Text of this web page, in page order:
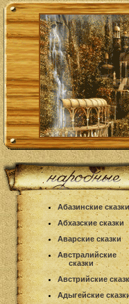
Абазинские сказки
Абхазские сказки
Аварские сказки
Австралийские
сказки
Австрийские
Адыгейские